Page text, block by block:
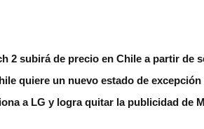
2 subirá de precio en Chile a partir de
quiere un nuevo estado de
a LG y logra quitar la publicidad de